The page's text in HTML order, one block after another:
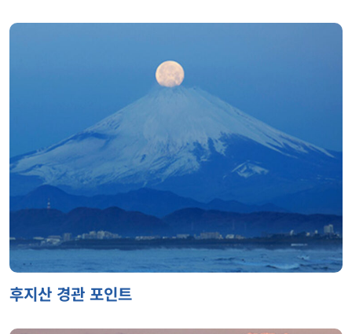
후지산 경관 포인트